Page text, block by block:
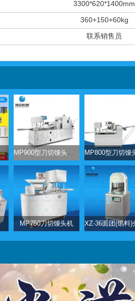
3300*620*1400mm
360+150+60kg
联系销售员
MP900型刀切馒头成型机
MP750刀切馒头机